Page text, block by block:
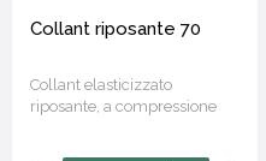
Collant riposante 70
Collant elasticizzato
riposante, a compressione